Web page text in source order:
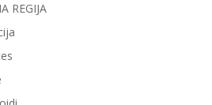
REGIJA